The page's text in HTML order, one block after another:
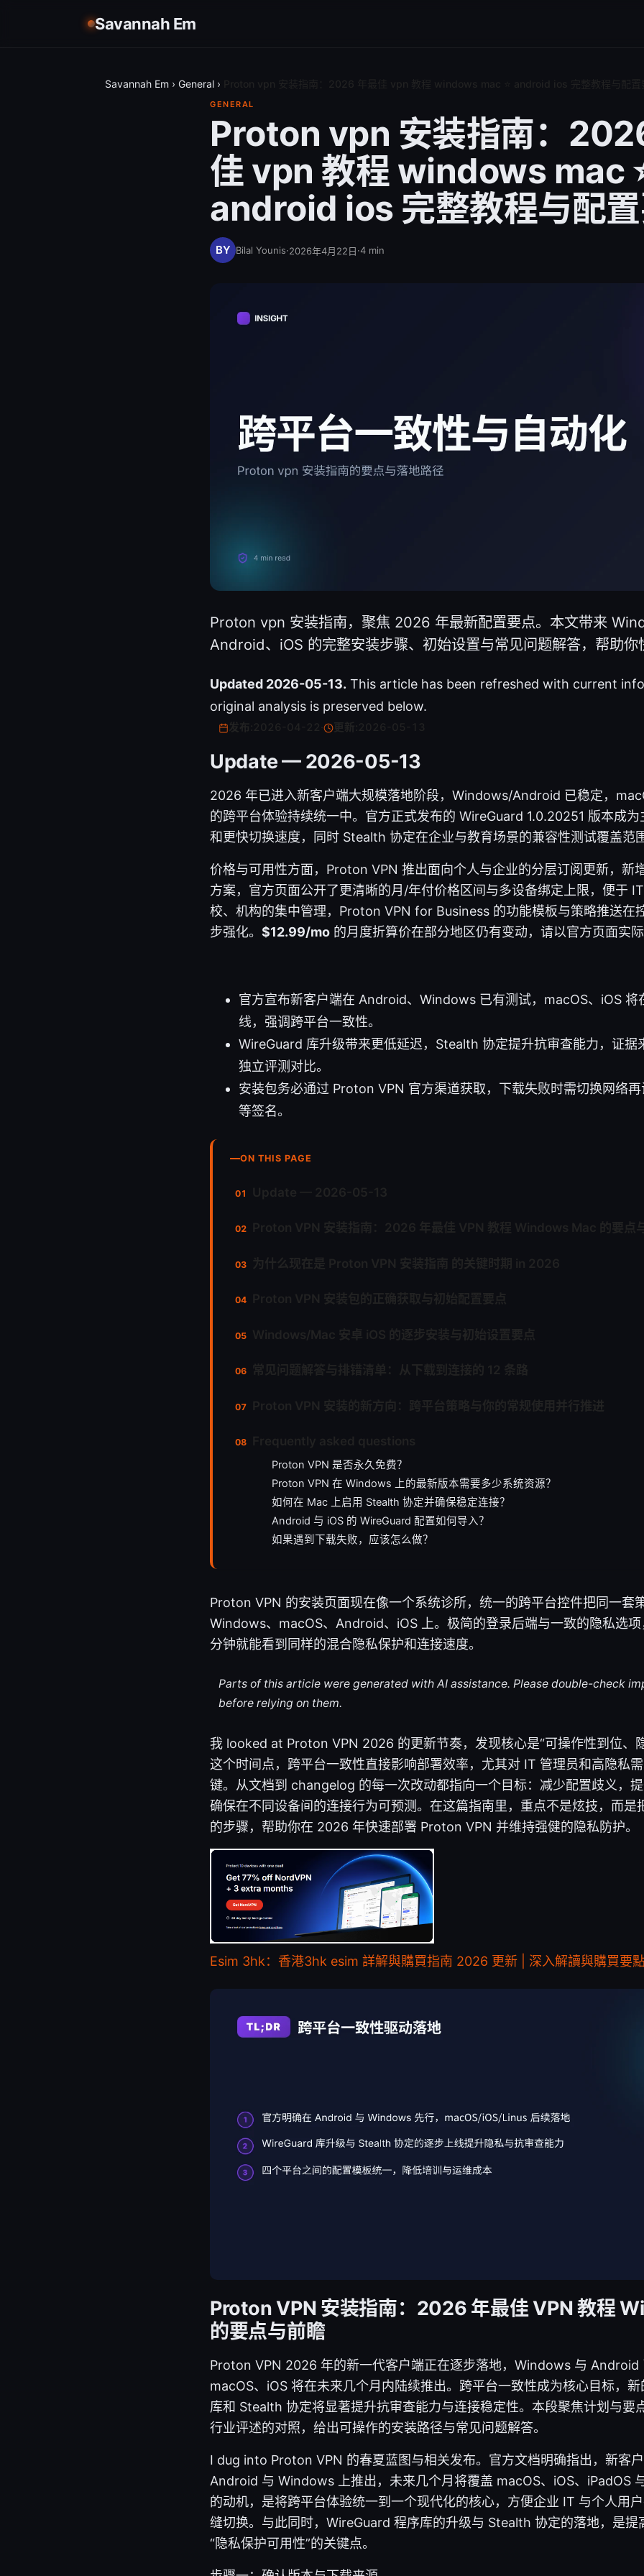
Savannah Em
Savannah Em › General ›
GENERAL
Proton vpn 安装指南：
佳 vpn 教程 windows mac
android ios 完整教程与配
Bilal Younis·2026年4月22日·4 min
Proton vpn 安装指南，聚焦 2026 年最新配置要点。本文带来
Android、iOS 的完整安装步骤、初始设置与常见问题解答，帮助你
Updated 2026-05-13. This article has been refreshed with current
original analysis is preserved below.
更新:
Update — 2026-05-13
2026 年已进入新客户端大规模落地阶段，Windows/Android 已稳定，
的跨平台体验持续统一中。官方正式发布的 WireGuard 1.0.20251 版本成
和更快切换速度，同时 Stealth 协定在企业与教育场景的兼容性测试覆盖范
价格与可用性方面，Proton VPN 推出面向个人与企业的分层订阅更新，新
方案，官方页面公开了更清晰的月/年付价格区间与多设备绑定上限，便于
校、机构的集中管理，Proton VPN for Business 的功能模板与策略推送在
步强化。 $12.99/mo 的月度折算价在部分地区仍有变动，请以官方页面实
官方宣布新客户端在 Android、Windows 已有测试，macOS、iOS 将
线，强调跨平台一致性。
WireGuard 库升级带来更低延迟，Stealth 协定提升抗审查能力，证据
独立评测对比。
安装包务必通过 Proton VPN 官方渠道获取，下载失败时需切换网络
等签名。
ON THIS PAGE
Proton VPN 是否永久免费？
Proton VPN 在 Windows 上的最新版本需要多少系统资源？
如何在 Mac 上启用 Stealth 协定并确保稳定连接？
Android 与 iOS 的 WireGuard 配置如何导入？
如果遇到下载失败，应该怎么做？
Proton VPN 的安装页面现在像一个系统诊所，统一的跨平台控件把同一套
Windows、macOS、Android、iOS 上。极简的登录后端与一致的隐私选
分钟就能看到同样的混合隐私保护和连接速度。
Parts of this article were generated with AI assistance. Please double-check
before relying on them.
我 looked at Proton VPN 2026 的更新节奏，发现核心是“可操作性到位、
这个时间点，跨平台一致性直接影响部署效率，尤其对 IT 管理员和高隐私
键。从文档到 changelog 的每一次改动都指向一个目标：减少配置歧义，
确保在不同设备间的连接行为可预测。在这篇指南里，重点不是炫技，而是
的步骤，帮助你在 2026 年快速部署 Proton VPN 并维持强健的隐私防护。
Esim 3hk：香港3hk esim 詳解與購買指南 2026 更新 | 深入解讀與購買要
Proton VPN 安装指南：2026 年最佳 VPN 教程
的要点与前瞻
Proton VPN 2026 年的新一代客户端正在逐步落地，Windows 与 Android
macOS、iOS 将在未来几个月内陆续推出。跨平台一致性成为核心目标，
库和 Stealth 协定将显著提升抗审查能力与连接稳定性。本段聚焦计划与要
行业评述的对照，给出可操作的安装路径与常见问题解答。
I dug into Proton VPN 的春夏蓝图与相关发布。官方文档明确指出，新客
Android 与 Windows 上推出，未来几个月将覆盖 macOS、iOS、iPadOS
的动机，是将跨平台体验统一到一个现代化的核心，方便企业 IT 与个人用
缝切换。与此同时，WireGuard 程序库的升级与 Stealth 协定的落地，是提
“隐私保护可用性”的关键点。